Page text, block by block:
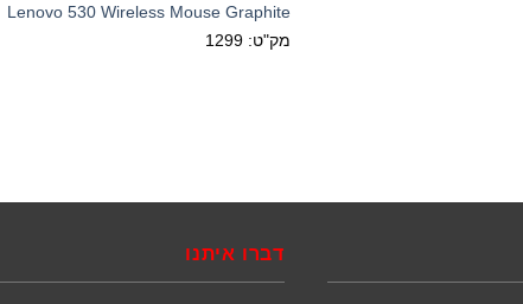
Lenovo 530 Wireless Mouse Graphite
מק"ט: 1299
דברו איתנו